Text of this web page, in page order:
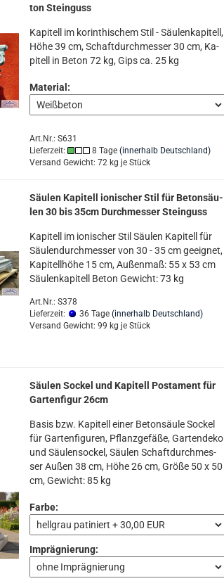
ton Stein­guss
Ka­pi­tell im ko­rin­thi­schem Stil - Säu­len­ka­pi­tell,
Höhe 39 cm, Schaft­durch­mes­ser 30 cm, Ka­
pi­tell in Beton 72 kg, Gips ca. 25 kg
Material:
Art.Nr.: S631
Lieferzeit:
8 Tage (innerhalb Deutschland)
Versand Gewicht:72 kg je Stück
Säu­len Ka­pi­tell io­ni­scher Stil für Be­ton­säu­
len 30 bis 35cm Durch­mes­ser Stein­guss
Ka­pi­tell im io­ni­scher Stil Säu­len Ka­pi­tell für
Säu­len­durch­mes­ser von 30 - 35 cm ge­eig­net,
Ka­pi­tell­hö­he 15 cm, Au­ßen­maß: 55 x 53 cm
Säu­len­ka­pi­tell Beton Ge­wicht: 73 kg
Art.Nr.: S378
Lieferzeit:
36 Tage (innerhalb Deutschland)
Versand Gewicht:99 kg je Stück
Säu­len So­ckel und Ka­pi­tell Pos­ta­ment für
Gar­ten­fi­gur 26cm
Basis bzw. Ka­pi­tell einer Be­ton­säu­le So­ckel
für Gar­ten­fi­gu­ren, Pflanz­ge­fä­ße, Gar­ten­de­ko
und Säu­len­so­ckel, Säu­len Schaft­durch­mes­
ser Außen 38 cm, Höhe 26 cm, Größe 50 x 50
cm, Ge­wicht: 85 kg
Farbe:
Imprägnierung: